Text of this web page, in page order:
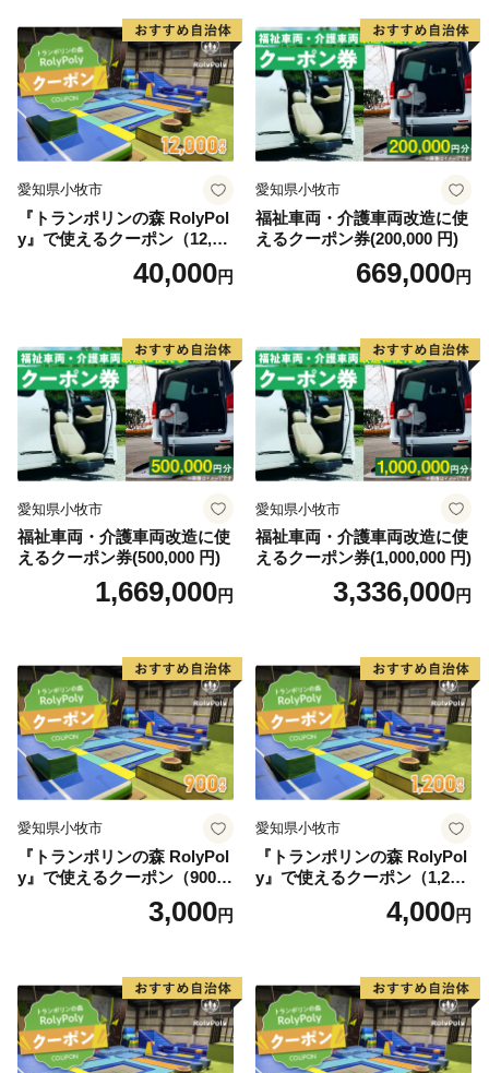
西方の矢倉岳に発し、滝沢川から酒匂川に合流します。
下流から一の滝（高さ６９．３ｍ）、二の滝（高さ１６
ｍ）、三の滝（高さ２９．７ｍ）と呼称されます。古来
より相模国第一の滝とされ、新編相模国風土記稿では、
蛇水の滝と記載されています。洒水の滝は、日本の滝百
選、全国名水百選などに選ばれています。
愛知県小牧市
『トランポリンの森 RolyPol
y』で使えるクーポン（12,00
40,000円
愛知県小牧市
福祉車両・介護車両改造に使
えるクーポン券(200,000 円)
669,000円
愛知県小牧市
福祉車両・介護車両改造に使
えるクーポン券(500,000 円)
1,669,000円
愛知県小牧市
福祉車両・介護車両改造に使
えるクーポン券(1,000,000 円)
3,336,000円
愛知県小牧市
『トランポリンの森 RolyPol
y』で使えるクーポン（900
3,000円
愛知県小牧市
『トランポリンの森 RolyPol
y』で使えるクーポン（1,200
4,000円